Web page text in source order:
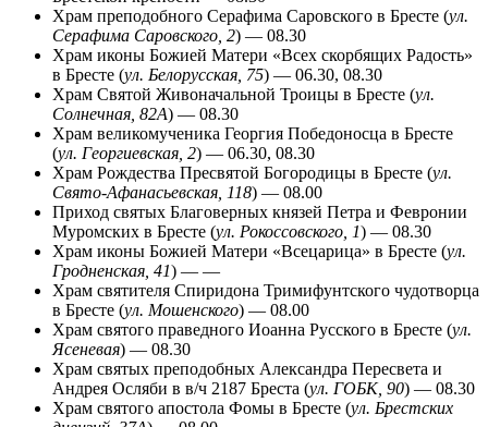
Храм преподобного Серафима Саровского в Бресте (ул.
Серафима Саровского, 2) — 08.30
Храм иконы Божией Матери «Всех скорбящих Радость»
в Бресте (ул. Белорусская, 75) — 06.30, 08.30
Храм Святой Живоначальной Троицы в Бресте (ул.
Солнечная, 82А) — 08.30
Храм великомученика Георгия Победоносца в Бресте
(ул. Георгиевская, 2) — 06.30, 08.30
Храм Рождества Пресвятой Богородицы в Бресте (ул.
Свято-Афанасьевская, 118) — 08.00
Приход святых Благоверных князей Петра и Февронии
Муромских в Бресте (ул. Рокоссовского, 1) — 08.30
Храм иконы Божией Матери «Всецарица» в Бресте (ул.
Гродненская, 41) — —
Храм святителя Спиридона Тримифунтского чудотворца
в Бресте (ул. Мошенского) — 08.00
Храм святого праведного Иоанна Русского в Бресте (ул.
Ясеневая) — 08.30
Храм святых преподобных Александра Пересвета и
Андрея Осляби в в/ч 2187 Бреста (ул. ГОБК, 90) — 08.30
Храм святого апостола Фомы в Бресте (ул. Брестских